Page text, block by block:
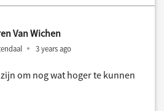
Van Wichen
3 years ago
om nog wat hoger te kunnen